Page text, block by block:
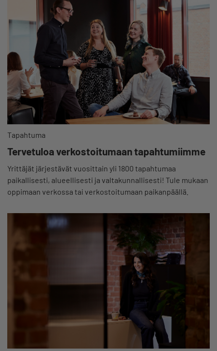
Tapahtuma
Tervetuloa verkostoitumaan tapahtumiimme
Yrittäjät järjestävät vuosittain yli 1800 tapahtumaa
paikallisesti, alueellisesti ja valtakunnallisesti! Tule mukaan
oppimaan verkossa tai verkostoitumaan paikanpäällä.